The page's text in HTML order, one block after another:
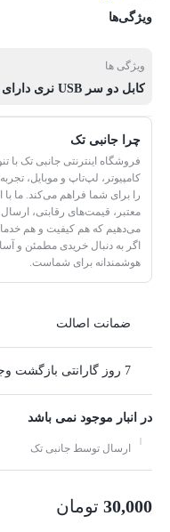
ویژگی‌ها
ویژگی ها
چرا جانبی تک
فروشگاه اینترنتی جانبی تک با
کامپیوتر، لپ‌تاپ و موبایل،
را برای شما فراهم می‌کند. ما با
معتبر، قیمت‌های رقابتی،
می‌دهیم که هم کیفیت و هم
اگر به دنبال خریدی مطمئن و
هوشمندانه برای شماست.
ضمانت اصالت
7 روز گارانتی بازگشت وجه
در انبار موجود نمی باشد
ارسال توسط جانبی تک
30,000 تومان